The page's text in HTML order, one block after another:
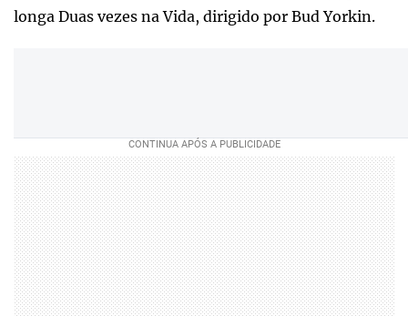
longa Duas vezes na Vida, dirigido por Bud Yorkin.